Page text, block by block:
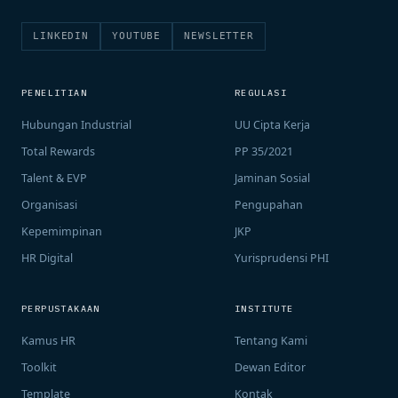
LINKEDIN YOUTUBE NEWSLETTER
PENELITIAN
Hubungan Industrial
Total Rewards
Talent & EVP
Organisasi
Kepemimpinan
HR Digital
REGULASI
UU Cipta Kerja
PP 35/2021
Jaminan Sosial
Pengupahan
JKP
Yurisprudensi PHI
PERPUSTAKAAN
Kamus HR
Toolkit
Template
INSTITUTE
Tentang Kami
Dewan Editor
Kontak